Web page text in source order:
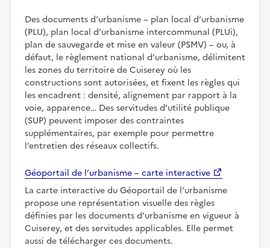
Des documents d’urbanisme – plan local d’urbanisme
(PLU), plan local d’urbanisme intercommunal (PLUi),
plan de sauvegarde et mise en valeur (PSMV) – ou, à
défaut, le règlement national d’urbanisme, délimitent
les zones du territoire de Cuiserey où les
constructions sont autorisées, et fixent les règles qui
les encadrent : densité, alignement par rapport à la
voie, apparence… Des servitudes d’utilité publique
(SUP) peuvent imposer des contraintes
supplémentaires, par exemple pour permettre
l’entretien des réseaux collectifs.
Géoportail de l’urbanisme – carte interactive
La carte interactive du Géoportail de l’urbanisme
propose une représentation visuelle des règles
définies par les documents d’urbanisme en vigueur à
Cuiserey, et des servitudes applicables. Elle permet
aussi de télécharger ces documents.